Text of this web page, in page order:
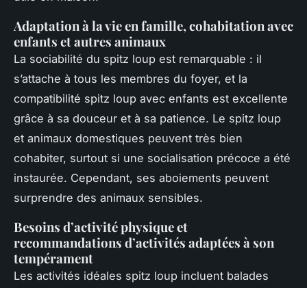
Adaptation à la vie en famille, cohabitation avec
enfants et autres animaux
La sociabilité du spitz loup est remarquable : il
s’attache à tous les membres du foyer, et la
compatibilité spitz loup avec enfants est excellente
grâce à sa douceur et à sa patience. Le spitz loup
et animaux domestiques peuvent très bien
cohabiter, surtout si une socialisation précoce a été
instaurée. Cependant, ses aboiements peuvent
surprendre des animaux sensibles.
Besoins d’activité physique et
recommandations d’activités adaptées à son
tempérament
Les activités idéales spitz loup incluent balades